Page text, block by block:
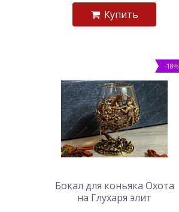
Купить
-18%
Бокал для коньяка Охота
на Глухаря элит